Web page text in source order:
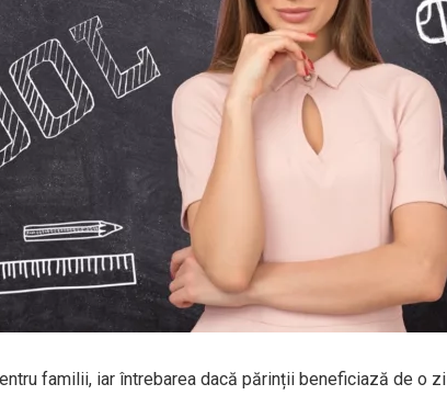
familii, iar întrebarea dacă părinții beneficiază de o zi